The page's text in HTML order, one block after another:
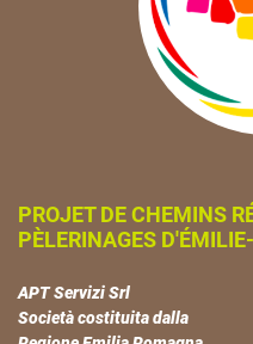
PROJET DE CHEMINS
PÈLERINAGES
APT Servizi Srl
Società costituita dalla